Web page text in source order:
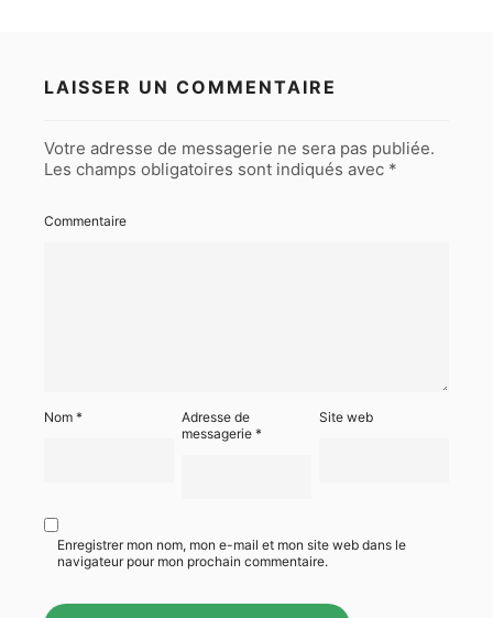
LAISSER UN COMMENTAIRE
Votre adresse de messagerie ne sera pas publiée.
Les champs obligatoires sont indiqués avec *
Commentaire
Nom *
Adresse de
messagerie*
Site web
Enregistrer mon nom, mon e-mail et mon site web dans le
navigateur pour mon prochain commentaire.